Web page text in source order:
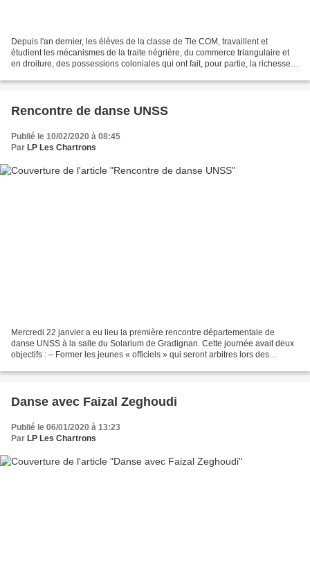
Depuis l'an dernier, les élèves de la classe de Tle COM, travaillent et
étudient les mécanismes de la traite négrière, du commerce triangulaire et
en droiture, des possessions coloniales qui ont fait, pour partie, la richesse
Rencontre de danse UNSS
Publié le 10/02/2020 à 08:45
Par LP Les Chartrons
Mercredi 22 janvier a eu lieu la première rencontre départementale de
danse UNSS à la salle du Solarium de Gradignan. Cette journée avait deux
objectifs : – Former les jeunes « officiels » qui seront arbitres lors des
Danse avec Faizal Zeghoudi
Publié le 06/01/2020 à 13:23
Par LP Les Chartrons